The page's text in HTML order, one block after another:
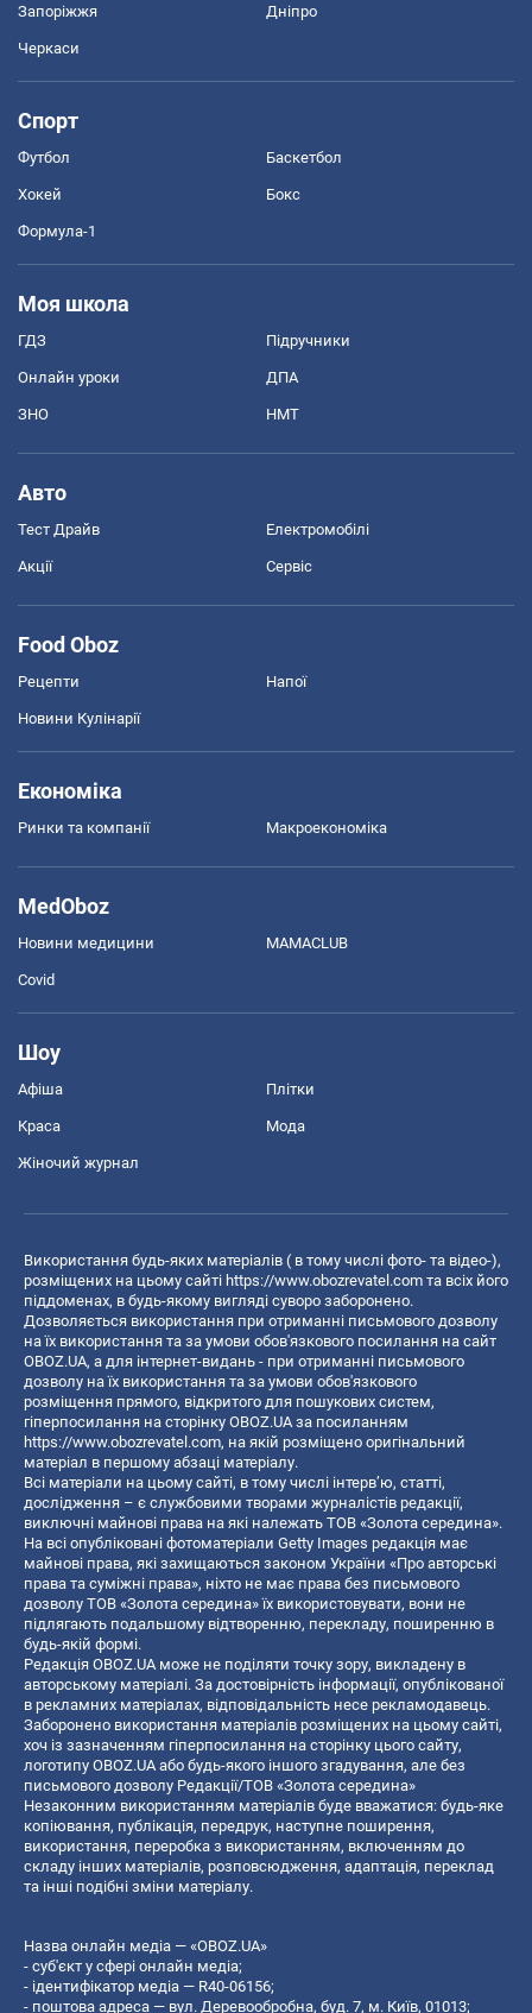
Запоріжжя Дніпро
Черкаси
Спорт
Футбол Баскетбол
Хокей Бокс
Формула-1
Моя школа
ГДЗ Підручники
Онлайн уроки ДПА
ЗНО НМТ
Авто
Тест Драйв Електромобілі
Акції Сервіс
Food Oboz
Рецепти Напої
Новини Кулінарії
Економіка
Ринки та компанії Макроекономіка
MedOboz
Новини медицини MAMACLUB
Covid
Шоу
Афіша Плітки
Краса Мода
Жіночий журнал
Використання будь-яких матеріалів ( в тому числі фото- та відео-),
розміщених на цьому сайті https://www.obozrevatel.com та всіх його
піддоменах, в будь-якому вигляді суворо заборонено.
Дозволяється використання при отриманні письмового дозволу
на їх використання та за умови обов'язкового посилання на сайт
OBOZ.UA, а для інтернет-видань - при отриманні письмового
дозволу на їх використання та за умови обов'язкового
розміщення прямого, відкритого для пошукових систем,
гіперпосилання на сторінку OBOZ.UA за посиланням
https://www.obozrevatel.com, на якій розміщено оригінальний
матеріал в першому абзаці матеріалу.
Всі матеріали на цьому сайті, в тому числі інтерв’ю, статті,
дослідження – є службовими творами журналістів редакції,
виключні майнові права на які належать ТОВ «Золота середина».
На всі опубліковані фотоматеріали Getty Images редакція має
майнові права, які захищаються законом України «Про авторські
права та суміжні права», ніхто не має права без письмового
дозволу ТОВ «Золота середина» їх використовувати, вони не
підлягають подальшому відтворенню, перекладу, поширенню в
будь-якій формі.
Редакція OBOZ.UA може не поділяти точку зору, викладену в
авторському матеріалі. За достовірність інформації, опублікованої
в рекламних матеріалах, відповідальність несе рекламодавець.
Заборонено використання матеріалів розміщених на цьому сайті,
хоч із зазначенням гіперпосилання на сторінку цього сайту,
логотипу OBOZ.UA або будь-якого іншого згадування, але без
письмового дозволу Редакції/ТОВ «Золота середина»
Незаконним використанням матеріалів буде вважатися: будь-яке
копiювання, публiкацiя, передрук, наступне поширення,
використання, переробка з використанням, включенням до
складу інших матеріалів, розповсюдження, адаптація, переклад
та інші подібні зміни матеріалу.
Назва онлайн медіа — «OBOZ.UA»
- суб'єкт у сфері онлайн медіа;
- ідентифікатор медіа — R40-06156;
- поштова адреса — вул. Деревообробна, буд. 7, м. Київ, 01013;